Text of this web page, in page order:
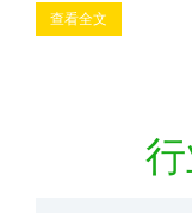
查看全文